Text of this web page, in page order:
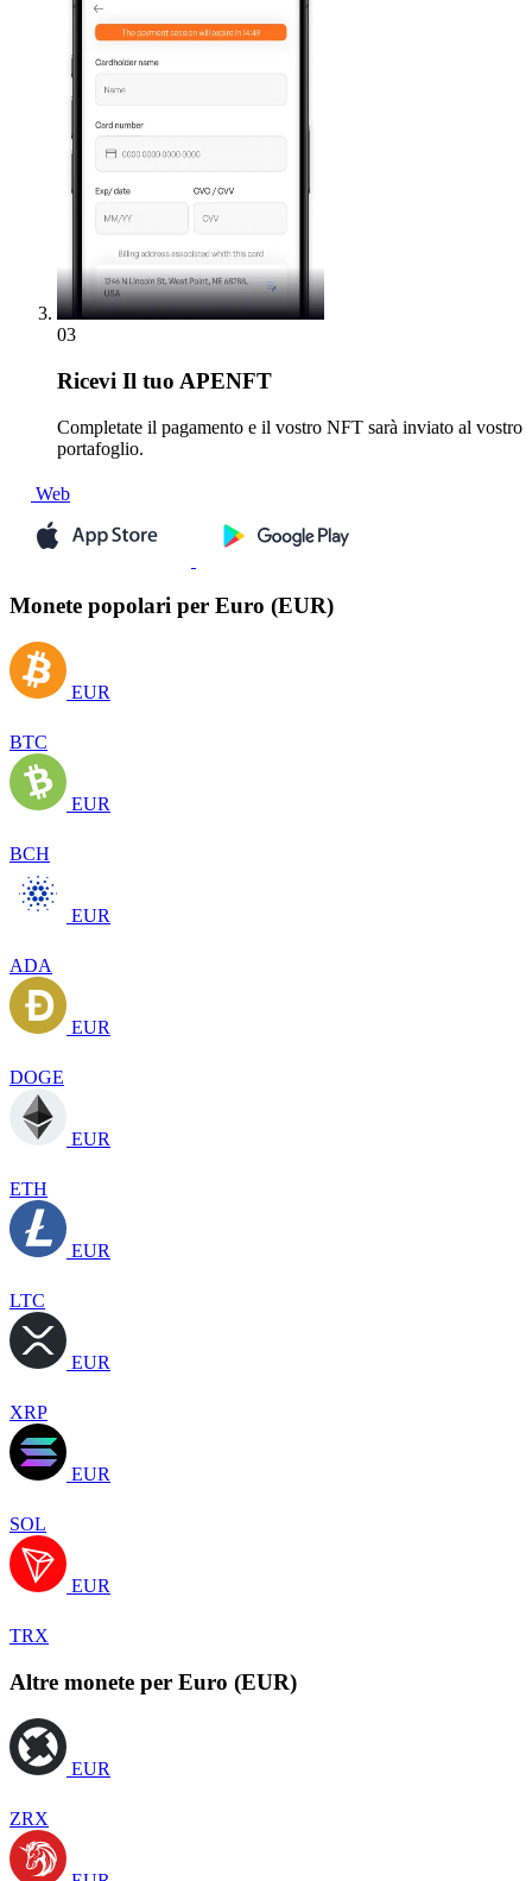
03
Ricevi Il tuo APENFT
Completate il pagamento e il vostro NFT sarà inviato al vostro
portafoglio.
Web
Monete popolari per Euro (EUR)
EUR
BTC
EUR
BCH
EUR
ADA
EUR
DOGE
EUR
ETH
EUR
LTC
EUR
XRP
EUR
SOL
EUR
TRX
Altre monete per Euro (EUR)
EUR
ZRX